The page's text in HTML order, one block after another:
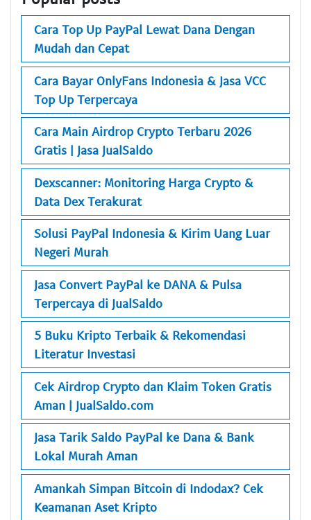
Cara Top Up PayPal Lewat Dana Dengan
Mudah dan Cepat
Cara Bayar OnlyFans Indonesia & Jasa VCC
Top Up Terpercaya
Cara Main Airdrop Crypto Terbaru 2026
Gratis | Jasa JualSaldo
Dexscanner: Monitoring Harga Crypto &
Data Dex Terakurat
Solusi PayPal Indonesia & Kirim Uang Luar
Negeri Murah
Jasa Convert PayPal ke DANA & Pulsa
Terpercaya di JualSaldo
5 Buku Kripto Terbaik & Rekomendasi
Literatur Investasi
Cek Airdrop Crypto dan Klaim Token Gratis
Aman | JualSaldo.com
Jasa Tarik Saldo PayPal ke Dana & Bank
Lokal Murah Aman
Amankah Simpan Bitcoin di Indodax? Cek
Keamanan Aset Kripto